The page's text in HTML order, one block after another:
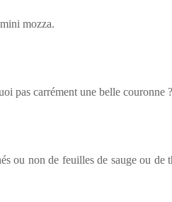
mozza.
pas carrément une belle couronne ?
ou non de feuilles de sauge ou de